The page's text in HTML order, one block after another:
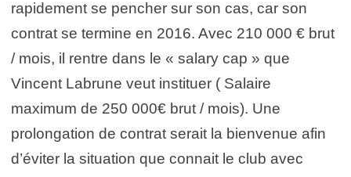
rapidement se pencher sur son cas, car son
contrat se termine en 2016. Avec 210 000 € brut
/ mois, il rentre dans le « salary cap » que
Vincent Labrune veut instituer ( Salaire
maximum de 250 000€ brut / mois). Une
prolongation de contrat serait la bienvenue afin
d’éviter la situation que connait le club avec